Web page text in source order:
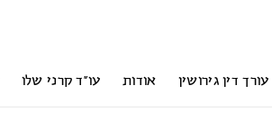
עורך דין גירושין אודות עו”ד קרני שלו